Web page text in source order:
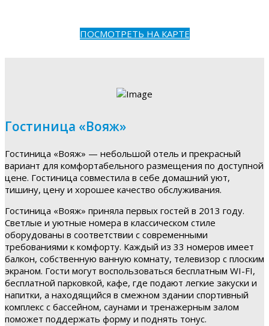
ПОСМОТРЕТЬ НА КАРТЕ
Гостиница «Вояж»
Гостиница «Вояж» — небольшой отель и прекрасный
вариант для комфортабельного размещения по доступной
цене. Гостиница совместила в себе домашний уют,
тишину, цену и хорошее качество обслуживания.
Гостиница «Вояж» приняла первых гостей в 2013 году.
Светлые и уютные номера в классическом стиле
оборудованы в соответствии с современными
требованиями к комфорту. Каждый из 33 номеров имеет
балкон, собственную ванную комнату, телевизор с плоским
экраном. Гости могут воспользоваться бесплатным WI-FI,
бесплатной парковкой, кафе, где подают легкие закуски и
напитки, а находящийся в смежном здании спортивный
комплекс с бассейном, саунами и тренажерным залом
поможет поддержать форму и поднять тонус.